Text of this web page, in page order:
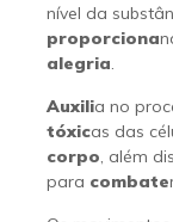
nível da
proporciona
alegria.
Auxilia no
tóxicas das
corpo, além
para combate